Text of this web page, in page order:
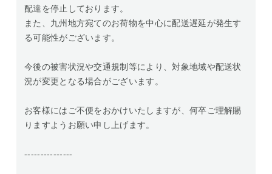
配達を停止しております。
また、九州地方宛てのお荷物を中心に配送遅延が発生す
る可能性がございます。
今後の被害状況や交通規制等により、対象地域や配送状
況が変更となる場合がございます。
お客様にはご不便をおかけいたしますが、何卒ご理解賜
りますようお願い申し上げます。
---------------